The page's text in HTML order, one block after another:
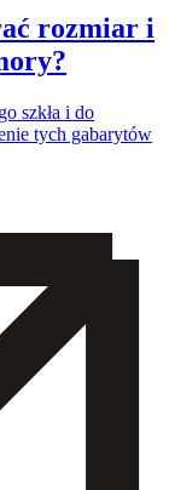
rozmiar i
szkła i do
tych gabarytów